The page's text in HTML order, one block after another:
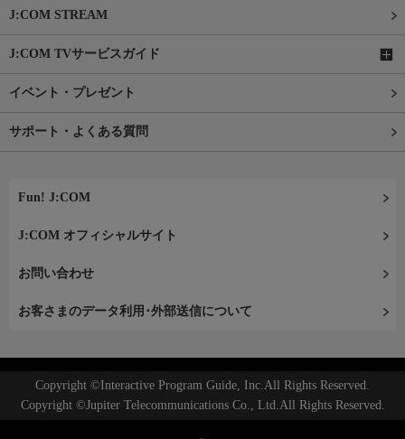
J:COM STREAM
J:COM TVサービスガイド
イベント・プレゼント
サポート・よくある質問
Fun! J:COM
J:COM オフィシャルサイト
お問い合わせ
お客さまのデータ利用･外部送信について
Copyright ©Interactive Program Guide, Inc.All Rights Reserved.
Copyright ©Jupiter Telecommunications Co., Ltd.All Rights Reserved.